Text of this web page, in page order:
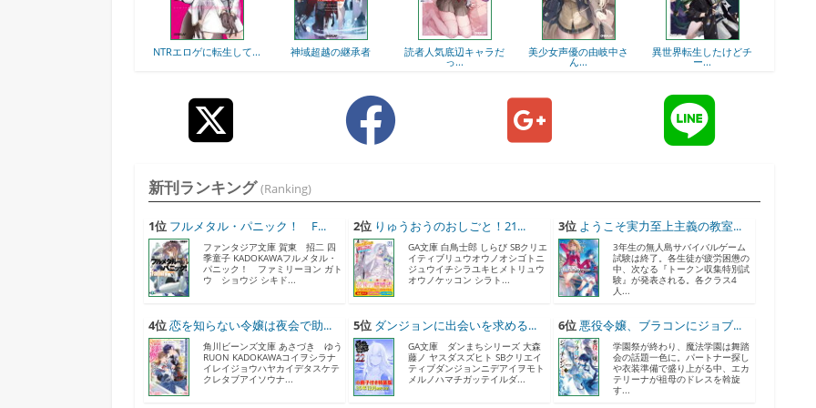
NTRエロゲに転生して... 神域超越の継承者 読者人気底辺キャラだ
っ...
美少女声優の由岐中さ
ん...
異世界転生したけどチ
ー...
最強の吸血鬼は普通
新刊ランキング (Ranking)
1位 フルメタル・パニック！ F...
ファンタジア文庫 賀東 招二 四
季童子 KADOKAWAフルメタル・
パニック！ ファミリーヨン ガト
ウ ショウジ シキド...
2位 りゅうおうのおしごと！21...
GA文庫 白鳥士郎 しらび SBクリエ
イティブリュウオウノオシゴトニ
ジュウイチシラユキヒメトリュウ
オウノケッコン シラト...
3位 ようこそ実力至上主義の教室...
3年生の無人島サバイバルゲーム
試験は終了。各生徒が疲労困憊の
中、次なる『トークン収集特別試
験』が発表される。各クラス4
人...
4位 恋を知らない令嬢は夜会で助...
角川ビーンズ文庫 あさづき ゆう
RUON KADOKAWAコイヲシラナ
イレイジョウハヤカイデタスケテ
クレタブアイソウナ...
5位 ダンジョンに出会いを求める...
GA文庫 ダンまちシリーズ 大森
藤ノ ヤスダスズヒト SBクリエイ
ティブダンジョンニデアイヲモト
メルノハマチガッテイルダ...
6位 悪役令嬢、ブラコンにジョブ...
学園祭が終わり、魔法学園は舞踏
会の話題一色に。パートナー探し
や衣装準備で盛り上がる中、エカ
テリーナが祖母のドレスを斡旋
す...